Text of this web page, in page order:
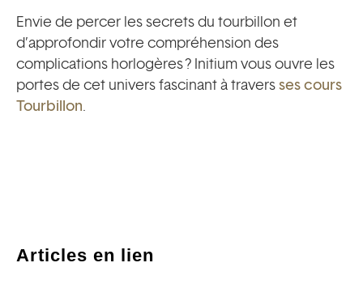
Envie de percer les secrets du tourbillon et
d’approfondir votre compréhension des
complications horlogères ? Initium vous ouvre les
portes de cet univers fascinant à traversses cours
Tourbillon.
Articles en lien